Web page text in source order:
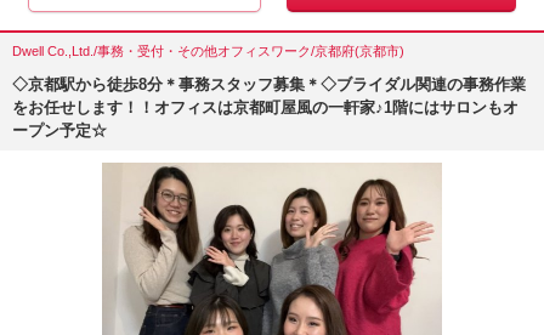
Dwell Co.,Ltd./事務・受付・その他オフィスワーク/京都府(京都市)
◇京都駅から徒歩8分＊事務スタッフ募集＊◇ブライダル関連の事務作業
をお任せします！！オフィスは京都町屋風の一軒家♪1階にはサロンもオ
ープン予定☆